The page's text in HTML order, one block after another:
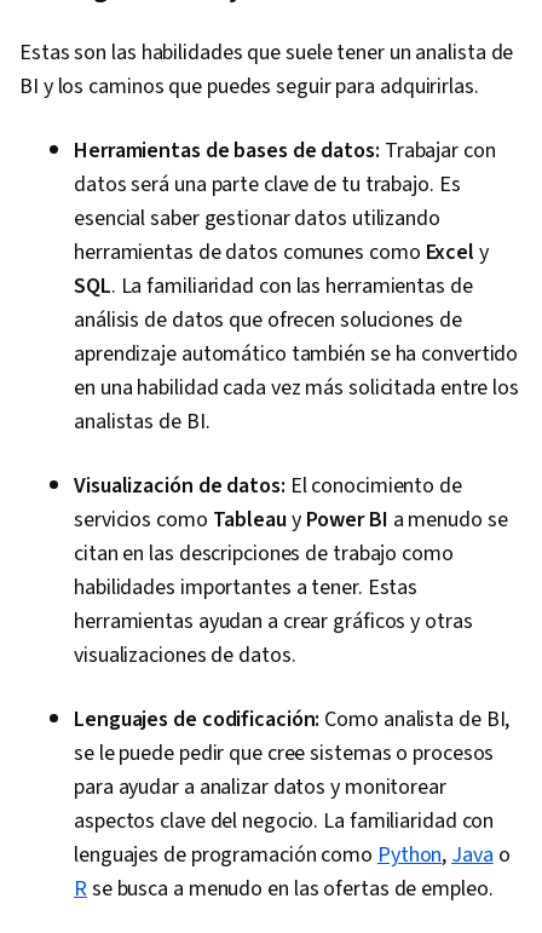
Estas son las habilidades que suele tener un analista de
BI y los caminos que puedes seguir para adquirirlas.
Herramientas de bases de datos: Trabajar con
datos será una parte clave de tu trabajo. Es
esencial saber gestionar datos utilizando
herramientas de datos comunes como Excel y
SQL. La familiaridad con las herramientas de
análisis de datos que ofrecen soluciones de
aprendizaje automático también se ha convertido
en una habilidad cada vez más solicitada entre los
analistas de BI.
Visualización de datos: El conocimiento de
servicios como Tableauy Power BI a menudo se
citan en las descripciones de trabajo como
habilidades importantes a tener. Estas
herramientas ayudan a crear gráficos y otras
visualizaciones de datos.
Lenguajes de codificación: Como analista de BI,
se le puede pedir que cree sistemas o procesos
para ayudar a analizar datos y monitorear
aspectos clave del negocio. La familiaridad con
lenguajes de programación como Python,Javao
Rse busca a menudo en las ofertas de empleo.